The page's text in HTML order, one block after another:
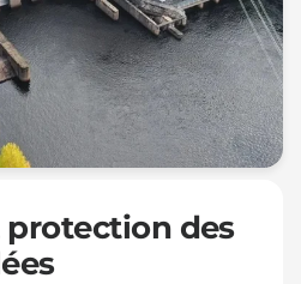
protection des